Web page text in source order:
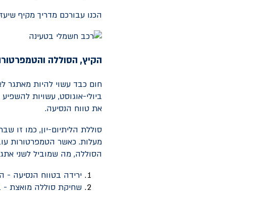
הכנו עבורכם מדריך מקיף
הקיץ, הסוללה
חום כבד עשוי להיות מאתגר
ביולי-אוגוסט, עשויות
את טווח הנסיעה.
הסוללה, מה שמוביל לשני
ירידה בטווח הנסיעה -
שחיקת סוללה מואצת -